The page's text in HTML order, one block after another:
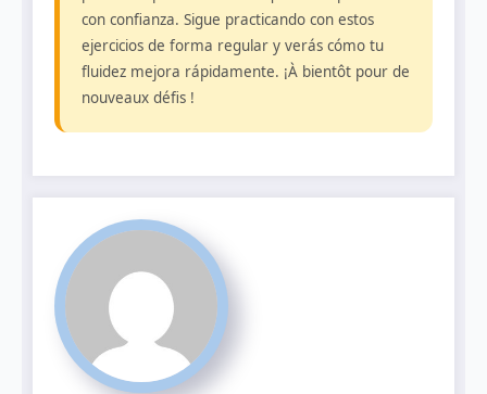
con confianza. Sigue practicando con estos
ejercicios de forma regular y verás cómo tu
fluidez mejora rápidamente. ¡À bientôt pour de
nouveaux défis !